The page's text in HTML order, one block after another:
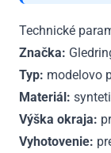
Technické
Značka:
Typ: modelovo
Materiál:
Výška okraja:
Vyhotovenie: